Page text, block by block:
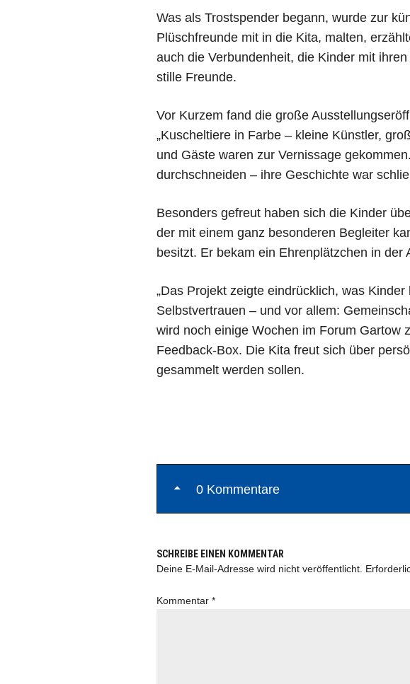
Was als Trostspender begann, wurde zur
Plüschfreunde mit in die Kita, malten,
auch die Verbundenheit, die Kinder mit
stille Freunde.
Vor Kurzem fand die große
„Kuscheltiere in Farbe – kleine Künstler,
und Gäste waren zur Vernissage
durchschneiden – ihre Geschichte war
Besonders gefreut haben sich die Kinder
der mit einem ganz besonderen Begleiter
besitzt. Er bekam ein Ehrenplätzchen in der
„Das Projekt zeigte eindrücklich, was
Selbstvertrauen – und vor allem:
wird noch einige Wochen im Forum Gartow
Feedback-Box. Die Kita freut sich über
gesammelt werden sollen.
0 Kommentare
SCHREIBE EINEN KOMMENTAR
Deine E-Mail-Adresse wird nicht veröffentlicht.
Kommentar*